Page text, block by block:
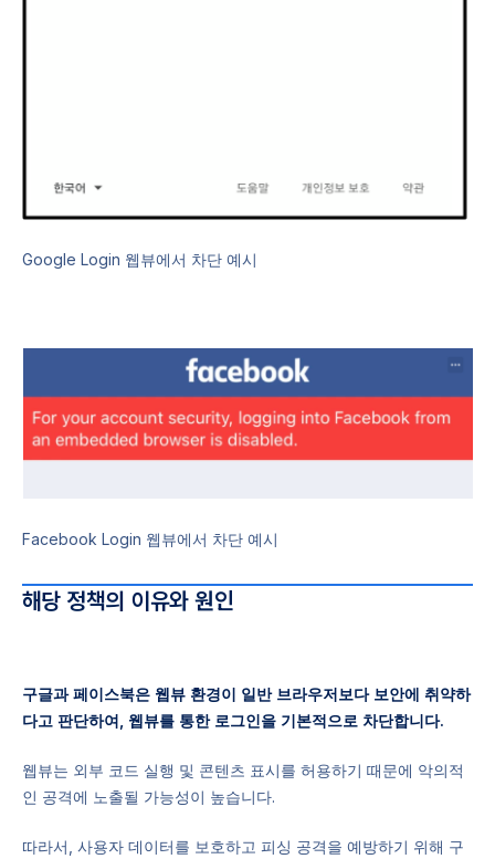
Google Login 웹뷰에서 차단 예시
Facebook Login 웹뷰에서 차단 예시
해당 정책의 이유와 원인
구글과 페이스북은 웹뷰 환경이 일반 브라우저보다 보안에 취약하
다고 판단하여, 웹뷰를 통한 로그인을 기본적으로 차단합니다.
웹뷰는 외부 코드 실행 및 콘텐츠 표시를 허용하기 때문에 악의적
인 공격에 노출될 가능성이 높습니다.
따라서, 사용자 데이터를 보호하고 피싱 공격을 예방하기 위해 구